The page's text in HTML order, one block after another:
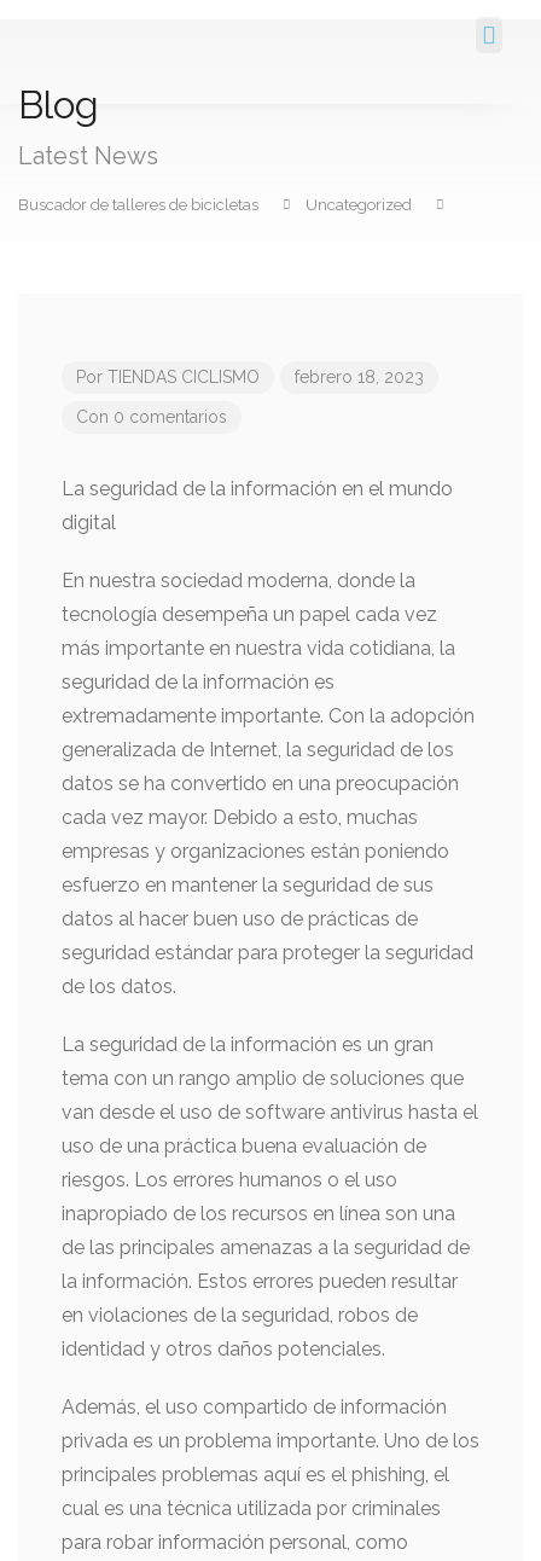
Blog
Latest News
Buscador de talleres de bicicletas Uncategorized
Por TIENDAS CICLISMO febrero 18, 2023
Con 0 comentarios
La seguridad de la información en el mundo
digital
En nuestra sociedad moderna, donde la
tecnología desempeña un papel cada vez
más importante en nuestra vida cotidiana, la
seguridad de la información es
extremadamente importante. Con la adopción
generalizada de Internet, la seguridad de los
datos se ha convertido en una preocupación
cada vez mayor. Debido a esto, muchas
empresas y organizaciones están poniendo
esfuerzo en mantener la seguridad de sus
datos al hacer buen uso de prácticas de
seguridad estándar para proteger la seguridad
de los datos.
La seguridad de la información es un gran
tema con un rango amplio de soluciones que
van desde el uso de software antivirus hasta el
uso de una práctica buena evaluación de
riesgos. Los errores humanos o el uso
inapropiado de los recursos en línea son una
de las principales amenazas a la seguridad de
la información. Estos errores pueden resultar
en violaciones de la seguridad, robos de
identidad y otros daños potenciales.
Además, el uso compartido de información
privada es un problema importante. Uno de los
principales problemas aquí es el phishing, el
cual es una técnica utilizada por criminales
para robar información personal, como